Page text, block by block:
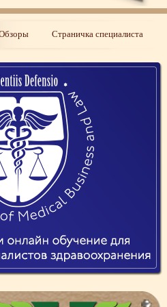
Страничка специалиста